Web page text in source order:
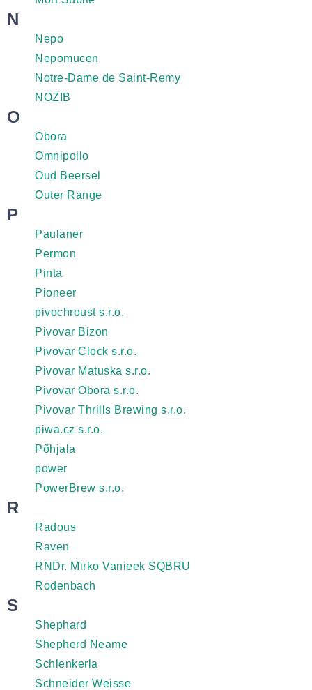
N
Nepo
Nepomucen
Notre-Dame de Saint-Remy
NOZIB
O
Obora
Omnipollo
Oud Beersel
Outer Range
P
Paulaner
Permon
Pinta
Pioneer
pivochroust s.r.o.
Pivovar Bizon
Pivovar Clock s.r.o.
Pivovar Matuska s.r.o.
Pivovar Obora s.r.o.
Pivovar Thrills Brewing s.r.o.
piwa.cz s.r.o.
Põhjala
power
PowerBrew s.r.o.
R
Radous
Raven
RNDr. Mirko Vanieek SQBRU
Rodenbach
S
Shephard
Shepherd Neame
Schlenkerla
Schneider Weisse